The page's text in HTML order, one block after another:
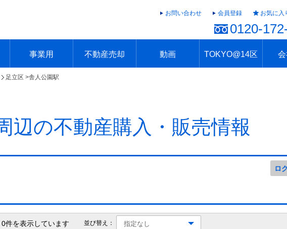
お問い合わせ 会員登録 お気に入
0120-
件
件
事業用
エリアで探す
沿線で探す
本日の新着物件
今週の新着物件
不動産売却 動画 TOKYO@14区
足立区 >舎人公園駅
辺の不動産購入・販売情報
ロ
を表示しています 並び替え：